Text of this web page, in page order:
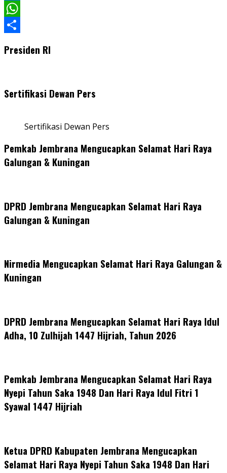
Facebook
WhatsApp
Presiden RI
Sertifikasi Dewan Pers
Sertifikasi Dewan Pers
Pemkab Jembrana Mengucapkan Selamat Hari Raya
Galungan & Kuningan
DPRD Jembrana Mengucapkan Selamat Hari Raya
Galungan & Kuningan
Nirmedia Mengucapkan Selamat Hari Raya Galungan &
Kuningan
DPRD Jembrana Mengucapkan Selamat Hari Raya Idul
Adha, 10 Zulhijah 1447 Hijriah, Tahun 2026
Pemkab Jembrana Mengucapkan Selamat Hari Raya
Nyepi Tahun Saka 1948 Dan Hari Raya Idul Fitri 1
Syawal 1447 Hijriah
Ketua DPRD Kabupaten Jembrana Mengucapkan
Selamat Hari Raya Nyepi Tahun Saka 1948 Dan Hari